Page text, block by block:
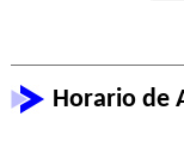
Horario de